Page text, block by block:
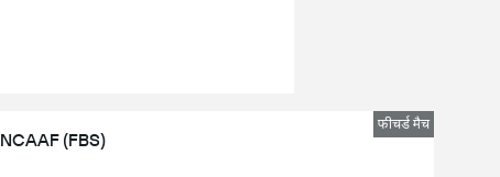
फीचर्ड मैच
NCAAF (FBS)